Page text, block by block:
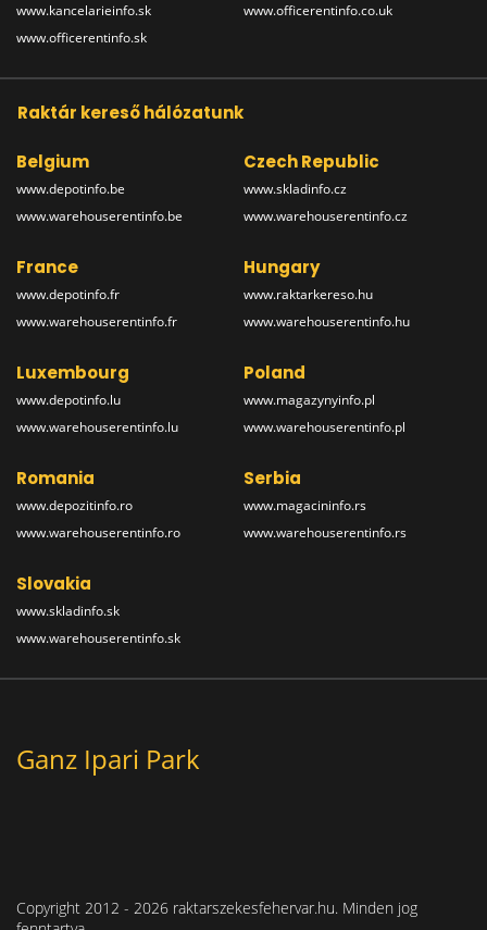
www.kancelarieinfo.sk
www.officerentinfo.sk
www.officerentinfo.co.uk
Raktár kereső hálózatunk
Belgium
www.depotinfo.be
www.warehouserentinfo.be
Czech Republic
www.skladinfo.cz
www.warehouserentinfo.cz
France
www.depotinfo.fr
www.warehouserentinfo.fr
Hungary
www.raktarkereso.hu
www.warehouserentinfo.hu
Luxembourg
www.depotinfo.lu
www.warehouserentinfo.lu
Poland
www.magazynyinfo.pl
www.warehouserentinfo.pl
Romania
www.depozitinfo.ro
www.warehouserentinfo.ro
Serbia
www.magacininfo.rs
www.warehouserentinfo.rs
Slovakia
www.skladinfo.sk
www.warehouserentinfo.sk
Ganz Ipari Park
Copyright 2012 - 2026 raktarszekesfehervar.hu. Minden jog